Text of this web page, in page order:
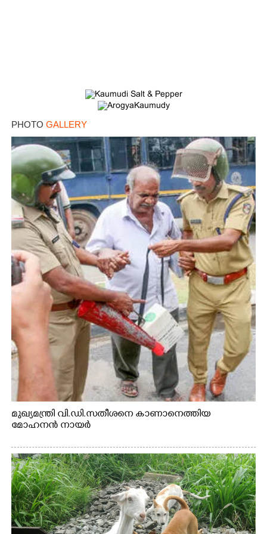
PHOTO GALLERY
മുഖ്യമന്ത്രി വി.ഡി.സതീശനെ കാണാനെത്തിയ
മോഹനൻ നായർ
Copy Link